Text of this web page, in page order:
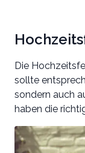
Die
sollte
sondern auch
haben die